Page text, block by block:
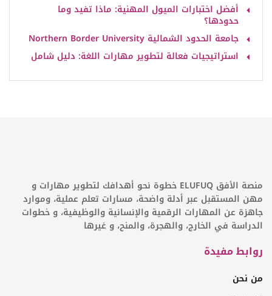
أفضل اختبارات الميول المهنية: ماذا تفيد وما
حدودها؟
جامعة الحدود الشمالية Northern Border University
استراتيجيات فعالة لتطوير مهارات اللغة: دليل شامل
منصة الأفق ELUFUQ خطوة نحو أهدافك لتطوير مهارات و
مهن المستقبل عبر أدلة واضحة، مسارات تعلم عملية، وموارد
جاهزة عن المهارات الرقمية والإنسانية والوظيفية، و خطوات
الدراسة في الخارج، والهجرة، والمنح، و غيرها
روابط مفيدة
من نحن